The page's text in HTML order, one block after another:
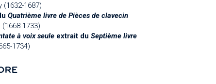
(1632-1687)
Quatrième livre de Pièces de clavecin
1733)
à voix seule extrait duSeptième livre
1734)